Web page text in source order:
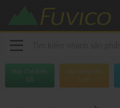
Máy Chế Biến
Gỗ
Gia Công Kim
Loại